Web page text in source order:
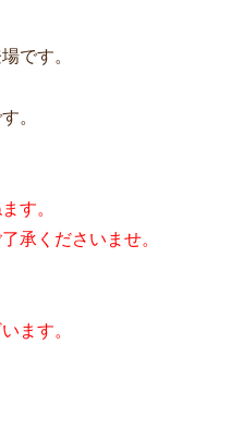
です。
。
す。
承くださいませ。
ます。